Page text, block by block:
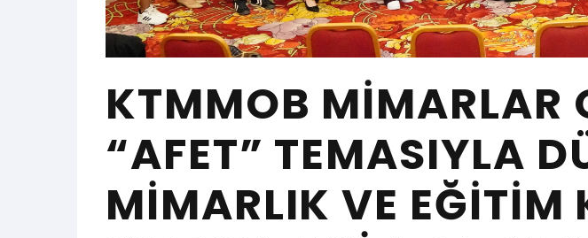
KTMMOB MIMARLAR
“AFET” TEMASIYLA
MIMARLIK VE EĞITIM